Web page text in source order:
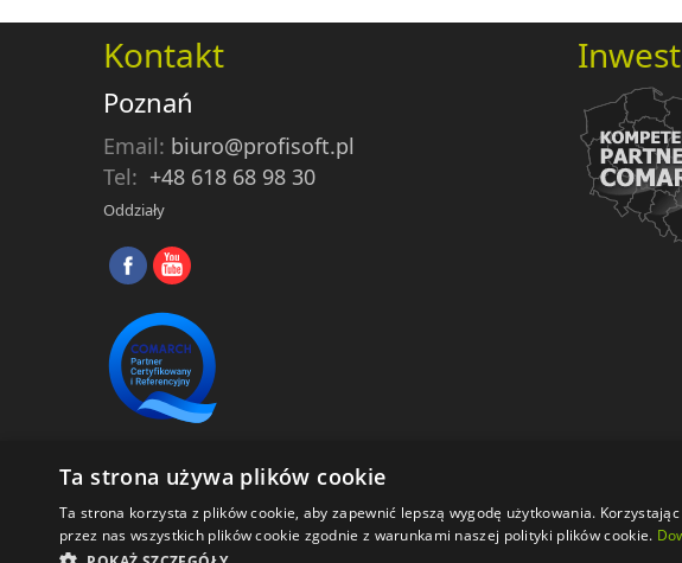
Kontakt
Poznań
Email: biuro@profisoft.pl
Tel: +48 618 68 98 30
Oddziały
© 2025 |
Ta strona używa plików cookie
Ta strona korzysta z plików cookie, aby zapewnić lepszą wygodę użytkowania.
przez nas wszystkich plików cookie zgodnie z warunkami naszej polityki plików cookie.